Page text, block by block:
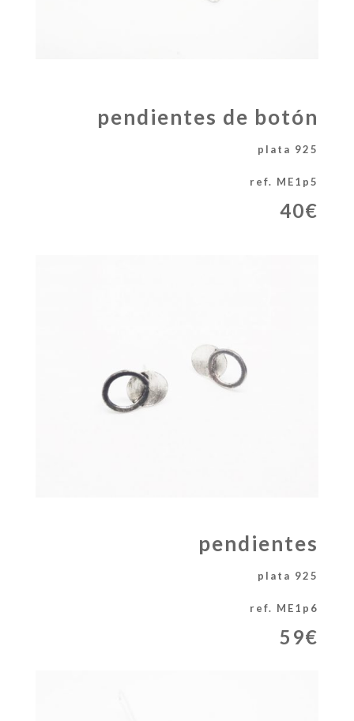
pendientes de botón
plata 925
ref. ME1p5
40€
pendientes
plata 925
ref. ME1p6
59€